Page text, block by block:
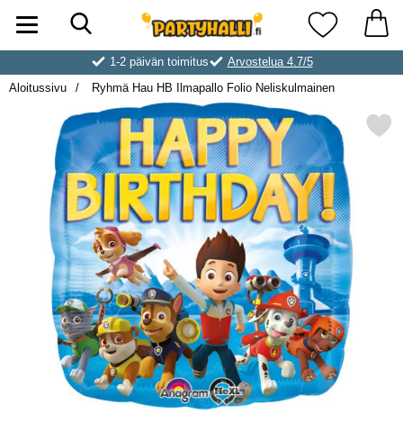
Ostoskori laajennettu Partyhallen AB
Suosikkini
1-2 päivän toimitus
Arvostelua 4.7/5
Aloitussivu
Ryhmä Hau HB Ilmapallo Folio Neliskulmainen
Merkitse ryhmä Hau HB Ilmapallo